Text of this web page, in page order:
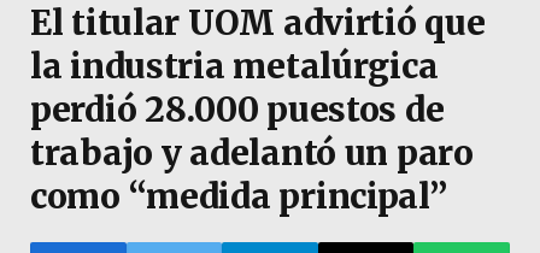
El titular UOM advirtió que
la industria metalúrgica
perdió 28.000 puestos de
trabajo y adelantó un paro
como “medida principal”